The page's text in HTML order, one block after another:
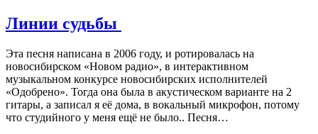
Линии судьбы
Эта песня написана в 2006 году, и ротировалась на
новосибирском «Новом радио», в интерактивном
музыкальном конкурсе новосибирских исполнителей
«Одобрено». Тогда она была в акустическом варианте на 2
гитары, а записал я её дома, в вокальный микрофон, потому
что студийного у меня ещё не было.. Песня…